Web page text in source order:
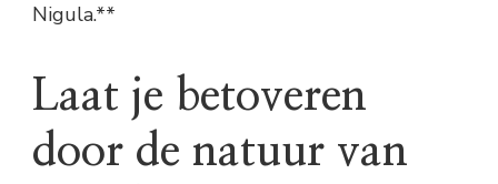
Nigula.**
Laat je betoveren
door de natuur van